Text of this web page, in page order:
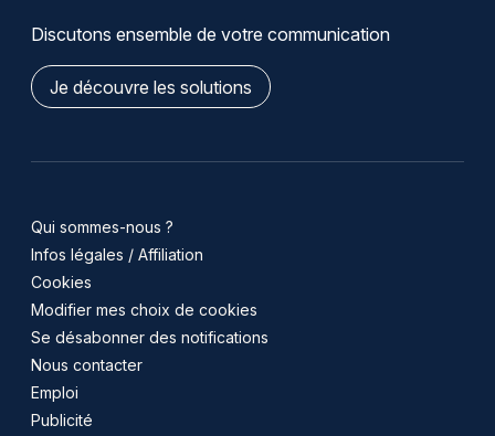
Discutons ensemble de votre communication
Je découvre les solutions
Qui sommes-nous ?
Infos légales / Affiliation
Cookies
Modifier mes choix de cookies
Se désabonner des notifications
Nous contacter
Emploi
Publicité